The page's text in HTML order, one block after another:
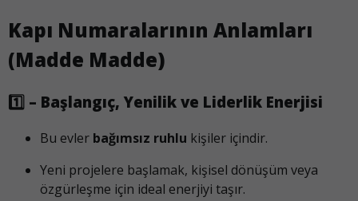
Kapı Numaralarının Anlamları
(Madde Madde)
1️⃣ – Başlangıç, Yenilik ve Liderlik Enerjisi
Bu evler bağımsız ruhlu kişiler içindir.
Yeni projelere başlamak, kişisel dönüşüm veya
özgürleşme için ideal enerjiyi taşır.